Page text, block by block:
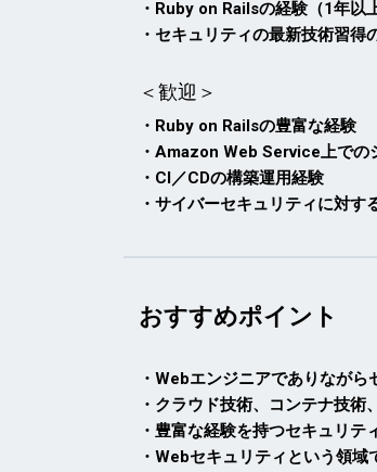
・Ruby on Railsの経験（1年以上
・セキュリティの最新技術習得
＜歓迎＞
・Ruby on Railsの豊富な経験
・Amazon Web Service上での
・CI／CDの構築運用経験
・サイバーセキュリティに対す
おすすめポイント
・Webエンジニアでありなが
・クラウド技術、コンテナ技
・豊富な経験を持つセキュリ
・Webセキュリティという領